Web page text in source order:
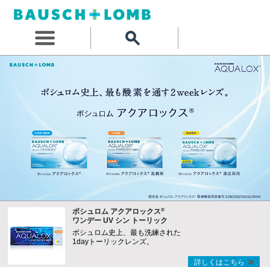
ボシュロム アクアロックス®
ワンデー UV シン トーリック
ボシュロム史上、最も洗練された
1dayトーリックレンズ。
詳しくはこちら